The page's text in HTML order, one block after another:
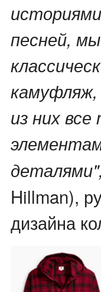
песней,
из них
деталями",
Hillman),
дизайна